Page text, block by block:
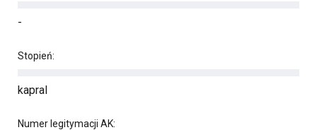
-
Stopień:
kapral
Numer legitymacji AK: